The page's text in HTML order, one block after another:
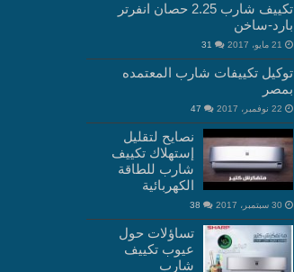
تكييف شارب 2.25 حصان انفرتر
بارد-ساخن
21 مايو، 2017 31
توكيل تكييفات شارب المعتمده
بمصر
22 نوفمبر، 2017 47
نصايح لتقليل
إستهلاك تكييف
شارب للطاقة
الكهربائية
30 سبتمبر، 2017 38
تساؤلات حول
عيوب تكييف
شارب